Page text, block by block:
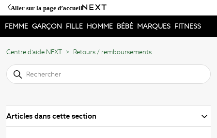
Aller sur la page d’accueil
FEMME GARÇON FILLE HOMME BÉBÉ MARQUES FITNESS
Centre d’aide NEXT Retours / remboursements
Articles dans cette section